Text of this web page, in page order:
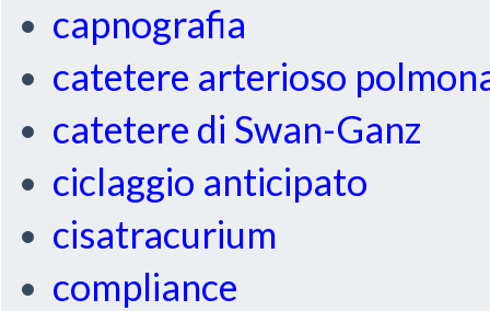
capnografia
catetere arterioso
catetere di Swan-Ganz
ciclaggio anticipato
cisatracurium
compliance